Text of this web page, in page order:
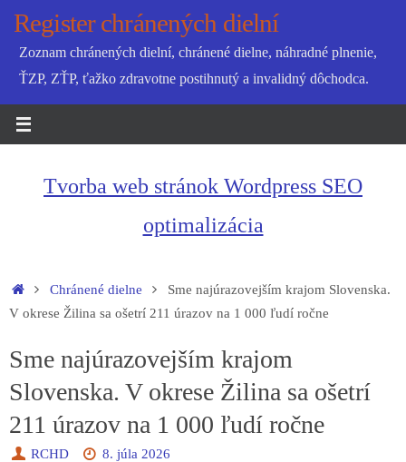
SkipRegister chránených dielní
Zoznam chránených dielní, chránené dielne, náhradné plnenie,
ŤZP, ZŤP, ťažko zdravotne postihnutý a invalidný dôchodca.
Tvorba web stránok Wordpress SEO
optimalizácia
HomeChránené dielne
Sme najúrazovejším krajom Slovenska.
V okrese Žilina sa ošetrí 211 úrazov na 1 000 ľudí ročne
Sme najúrazovejším krajom
Slovenska. V okrese Žilina sa ošetrí
211 úrazov na 1 000 ľudí ročne
RCHD
8. júla 2026